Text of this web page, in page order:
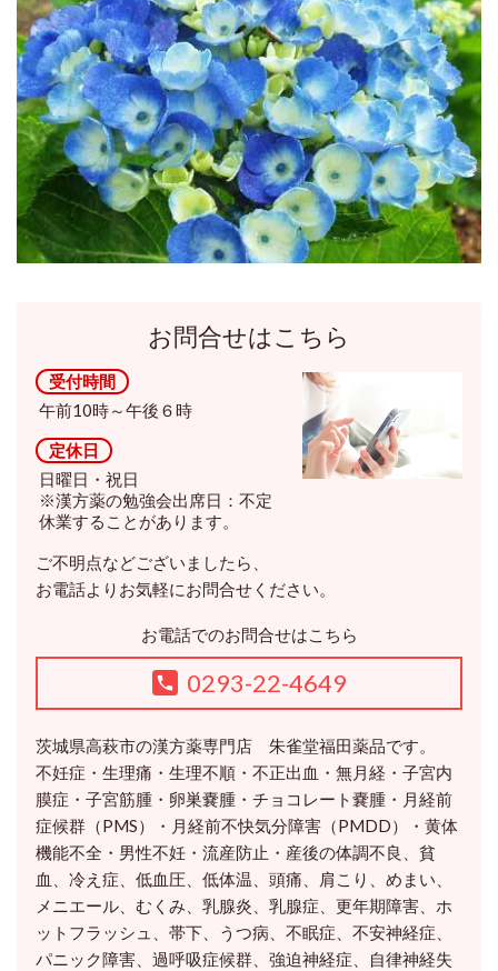
お問合せはこちら
受付時間
午前10時～午後６時
定休日
日曜日・祝日
※漢方薬の勉強会出席日：不定
休業することがあります。
ご不明点などございましたら、
お電話よりお気軽にお問合せください。
お電話でのお問合せはこちら
0293-22-4649
茨城県高萩市の漢方薬専門店 朱雀堂福田薬品です。
不妊症・生理痛・生理不順・不正出血・無月経・子宮内
膜症・子宮筋腫・卵巣嚢腫・チョコレート嚢腫・月経前
症候群（PMS）・月経前不快気分障害（PMDD）・黄体
機能不全・男性不妊・流産防止・産後の体調不良、貧
血、冷え症、低血圧、低体温、頭痛、肩こり、めまい、
メニエール、むくみ、乳腺炎、乳腺症、更年期障害、ホ
ットフラッシュ、帯下、うつ病、不眠症、不安神経症、
パニック障害、過呼吸症候群、強迫神経症、自律神経失